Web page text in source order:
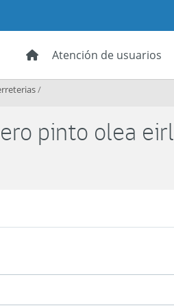
Atención de usuarios
/
pinto olea eirl